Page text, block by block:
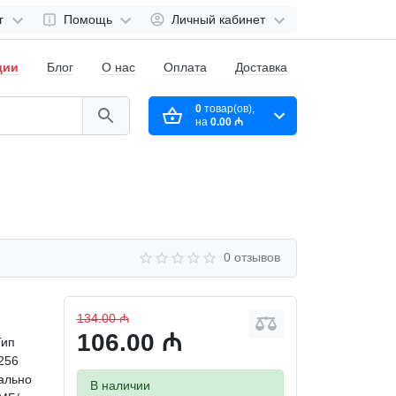
Помощь Личный кабинет
Блог О нас Оплата Доставка
0товар(ов),
на 0.00 ₼
0 отзывов
134.00 ₼
106.00 ₼
В наличии